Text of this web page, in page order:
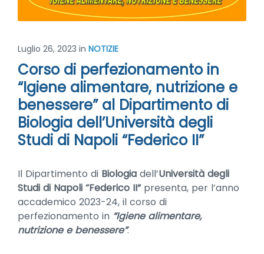
Luglio 26, 2023 in NOTIZIE
Corso di perfezionamento in
“Igiene alimentare, nutrizione e
benessere” al Dipartimento di
Biologia dell’Università degli
Studi di Napoli “Federico II”
Il Dipartimento di Biologia dell’Università degli
Studi di Napoli “Federico II”presenta, per l’anno
accademico 2023-24, il corso di
perfezionamento in “Igiene alimentare,
nutrizione e benessere”.